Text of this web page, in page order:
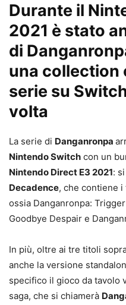
Durante il
2021 è stato
di
una collection
serie su
volta
La serie di Danganronpa
Nintendo Switch con un
Nintendo Direct E3 2021:
Decadence, che contiene
ossia Danganronpa:
Goodbye Despair e
In più, oltre ai tre titoli
anche la versione
specifico il gioco da tavolo
saga, che si chiamerà